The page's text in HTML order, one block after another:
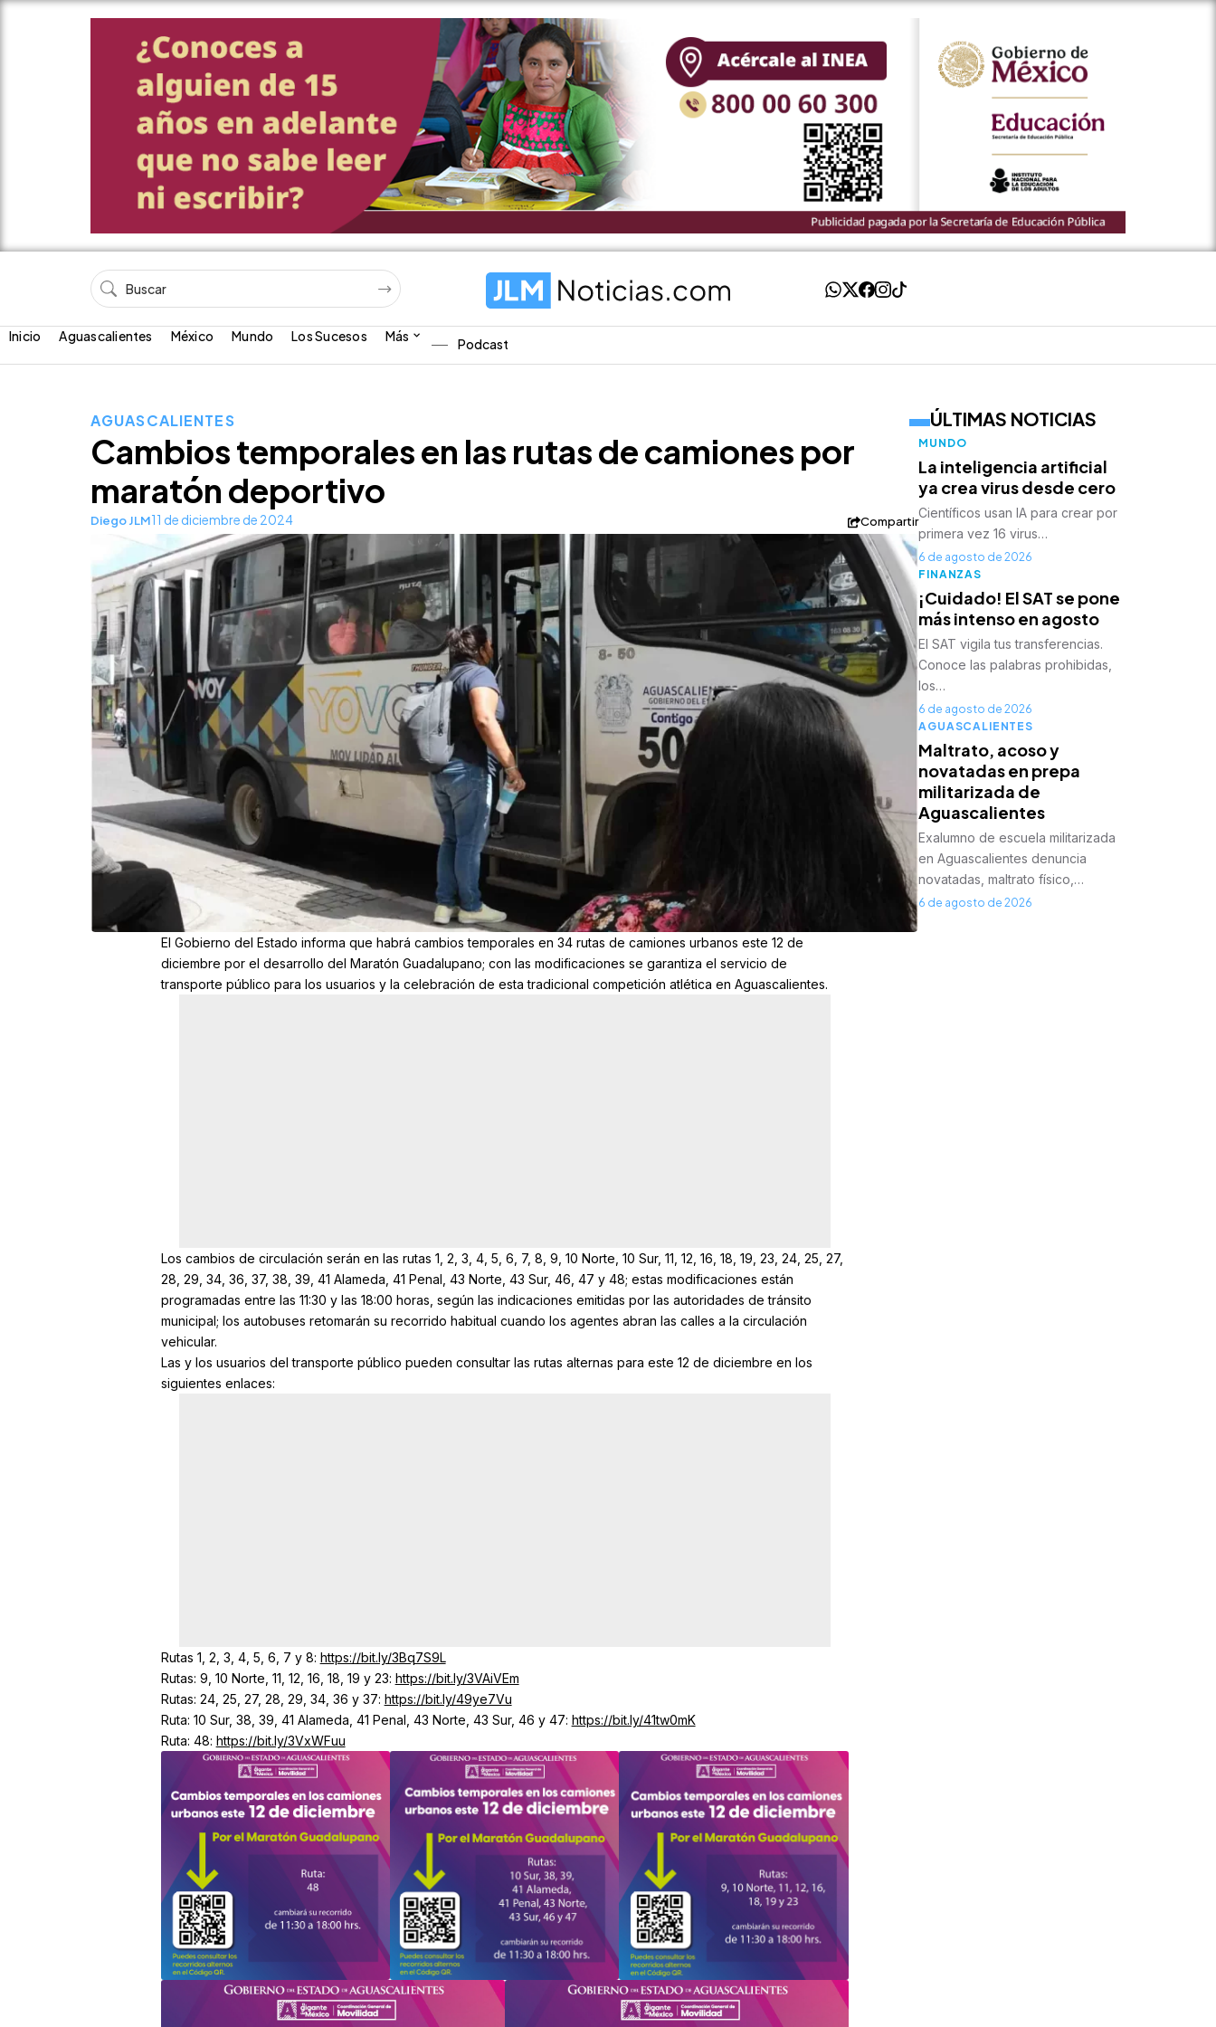
Inicio Aguascalientes México Mundo Los Sucesos Más Podcast
AGUASCALIENTES
Cambios temporales en las rutas de camiones por
maratón deportivo
Diego JLM11 de diciembre de 2024 Compartir
El Gobierno del Estado informa que habrá cambios temporales en 34 rutas de camiones urbanos este 12 de
diciembre por el desarrollo del Maratón Guadalupano; con las modificaciones se garantiza el servicio de
transporte público para los usuarios y la celebración de esta tradicional competición atlética en Aguascalientes.
Los cambios de circulación serán en las rutas 1, 2, 3, 4, 5, 6, 7, 8, 9, 10 Norte, 10 Sur, 11, 12, 16, 18, 19, 23, 24, 25, 27,
28, 29, 34, 36, 37, 38, 39, 41 Alameda, 41 Penal, 43 Norte, 43 Sur, 46, 47 y 48; estas modificaciones están
programadas entre las 11:30 y las 18:00 horas, según las indicaciones emitidas por las autoridades de tránsito
municipal; los autobuses retomarán su recorrido habitual cuando los agentes abran las calles a la circulación
vehicular.
Las y los usuarios del transporte público pueden consultar las rutas alternas para este 12 de diciembre en los
siguientes enlaces:
Rutas 1, 2, 3, 4, 5, 6, 7 y 8: https://bit.ly/3Bq7S9L
Rutas: 9, 10 Norte, 11, 12, 16, 18, 19 y 23: https://bit.ly/3VAiVEm
Rutas: 24, 25, 27, 28, 29, 34, 36 y 37: https://bit.ly/49ye7Vu
Ruta: 10 Sur, 38, 39, 41 Alameda, 41 Penal, 43 Norte, 43 Sur, 46 y 47: https://bit.ly/41tw0mK
Ruta: 48: https://bit.ly/3VxWFuu
ÚLTIMAS NOTICIAS
MUNDO
La inteligencia artificial
ya crea virus desde cero
Científicos usan IA para crear por
primera vez 16 virus…
6 de agosto de 2026
FINANZAS
¡Cuidado! El SAT se pone
más intenso en agosto
El SAT vigila tus transferencias.
Conoce las palabras prohibidas,
los…
6 de agosto de 2026
AGUASCALIENTES
Maltrato, acoso y
novatadas en prepa
militarizada de
Aguascalientes
Exalumno de escuela militarizada
en Aguascalientes denuncia
novatadas, maltrato físico,…
6 de agosto de 2026